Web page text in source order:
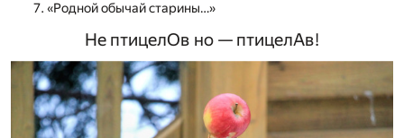
«Родной обычай старины…»
Не птицелОв но — птицелАв!